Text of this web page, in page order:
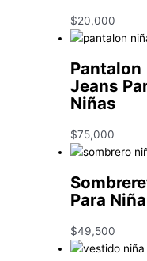
$20,000
Pantalon
Jeans
Niñas
$75,000
Para
$49,500